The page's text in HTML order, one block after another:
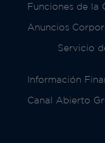
Funciones de la
Anuncios
Servicio
Información
Canal Abierto